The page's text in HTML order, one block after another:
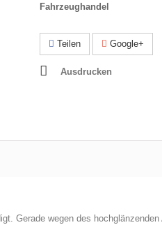
Fahrzeughandel
Teilen Google+
Ausdrucken
Gerade wegen des